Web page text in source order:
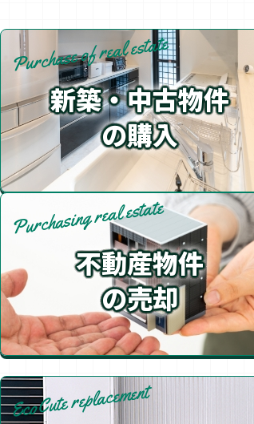
新築・中古物件
の購入
Purchase of real estate
不動産物件
の売却
Purchasing real estate
EcoCute replacement